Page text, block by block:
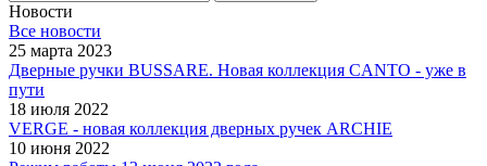
Новости
Все новости
25 марта 2023
Дверные ручки BUSSARE. Новая коллекция CANTO - уже в
пути
18 июля 2022
VERGE - новая коллекция дверных ручек ARCHIE
10 июня 2022